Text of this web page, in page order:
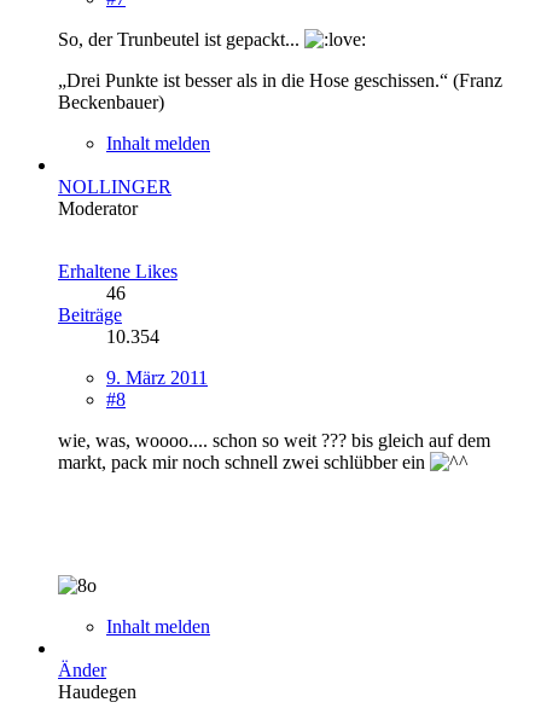
So, der Trunbeutel ist gepackt...
„Drei Punkte ist besser als in die Hose geschissen.“ (Franz
Beckenbauer)
Inhalt melden
NOLLINGER
Moderator
Erhaltene Likes
46
Beiträge
10.354
9. März 2011
#8
wie, was, woooo.... schon so weit ??? bis gleich auf dem
markt, pack mir noch schnell zwei schlübber ein
Inhalt melden
Änder
Haudegen